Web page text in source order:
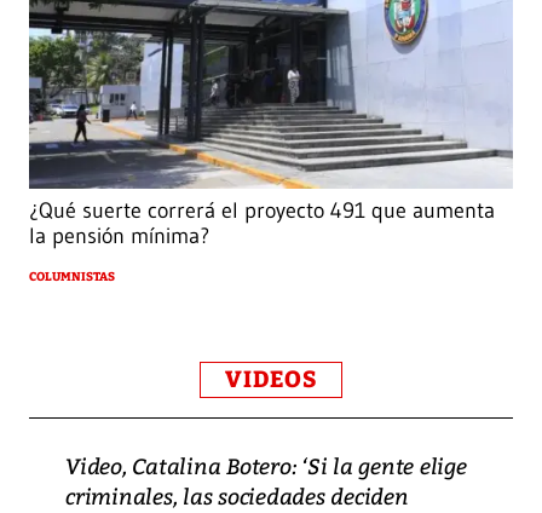
¿Qué suerte correrá el proyecto 491 que aumenta
la pensión mínima?
COLUMNISTAS
VIDEOS
Video, Catalina Botero: ‘Si la gente elige
criminales, las sociedades deciden